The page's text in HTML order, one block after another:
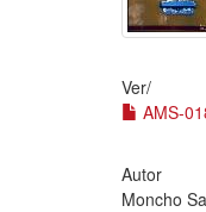
Ver/
AMS-
Autor
Moncho